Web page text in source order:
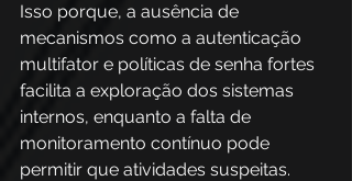
Isso porque, a ausência de
mecanismos como a autenticação
multifator e políticas de senha fortes
facilita a exploração dos sistemas
internos, enquanto a falta de
monitoramento contínuo pode
permitir que atividades suspeitas.